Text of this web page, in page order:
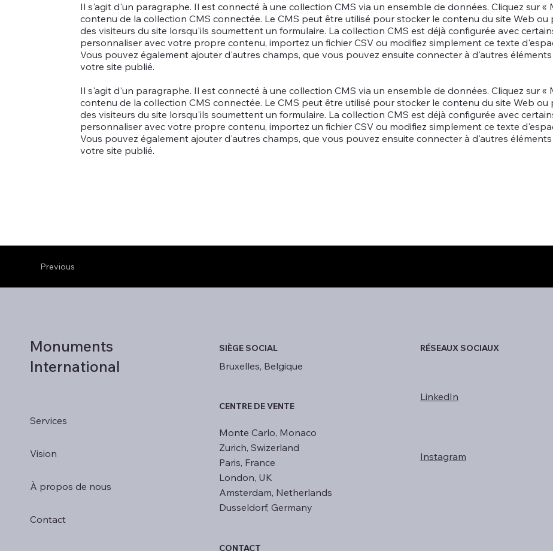
Il s'agit d'un paragraphe. Il est connecté à une collection CMS via un ensemble de données. Cliquez sur
contenu de la collection CMS connectée. Le CMS peut être utilisé pour stocker le contenu du site Web
des visiteurs du site lorsqu'ils soumettent un formulaire. La collection CMS est déjà configurée avec
personnaliser avec votre propre contenu, importez un fichier CSV ou modifiez simplement ce texte
Vous pouvez également ajouter d'autres champs, que vous pouvez ensuite connecter à d'autres
votre site publié.
Il s'agit d'un paragraphe. Il est connecté à une collection CMS via un ensemble de données. Cliquez sur
contenu de la collection CMS connectée. Le CMS peut être utilisé pour stocker le contenu du site Web
des visiteurs du site lorsqu'ils soumettent un formulaire. La collection CMS est déjà configurée avec
personnaliser avec votre propre contenu, importez un fichier CSV ou modifiez simplement ce texte
Vous pouvez également ajouter d'autres champs, que vous pouvez ensuite connecter à d'autres
votre site publié.
Previous
Monuments
International
Services
Vision
À propos de nous
Contact
SIÈGE SOCIAL
Bruxelles, Belgique
CENTRE DE VENTE
Monte Carlo, Monaco
Zurich, Swizerland
Paris, France
London, UK
Amsterdam, Netherlands
Dusseldorf, Germany
CONTACT
RÉSEAUX SOCIAUX
LinkedIn
Instagram